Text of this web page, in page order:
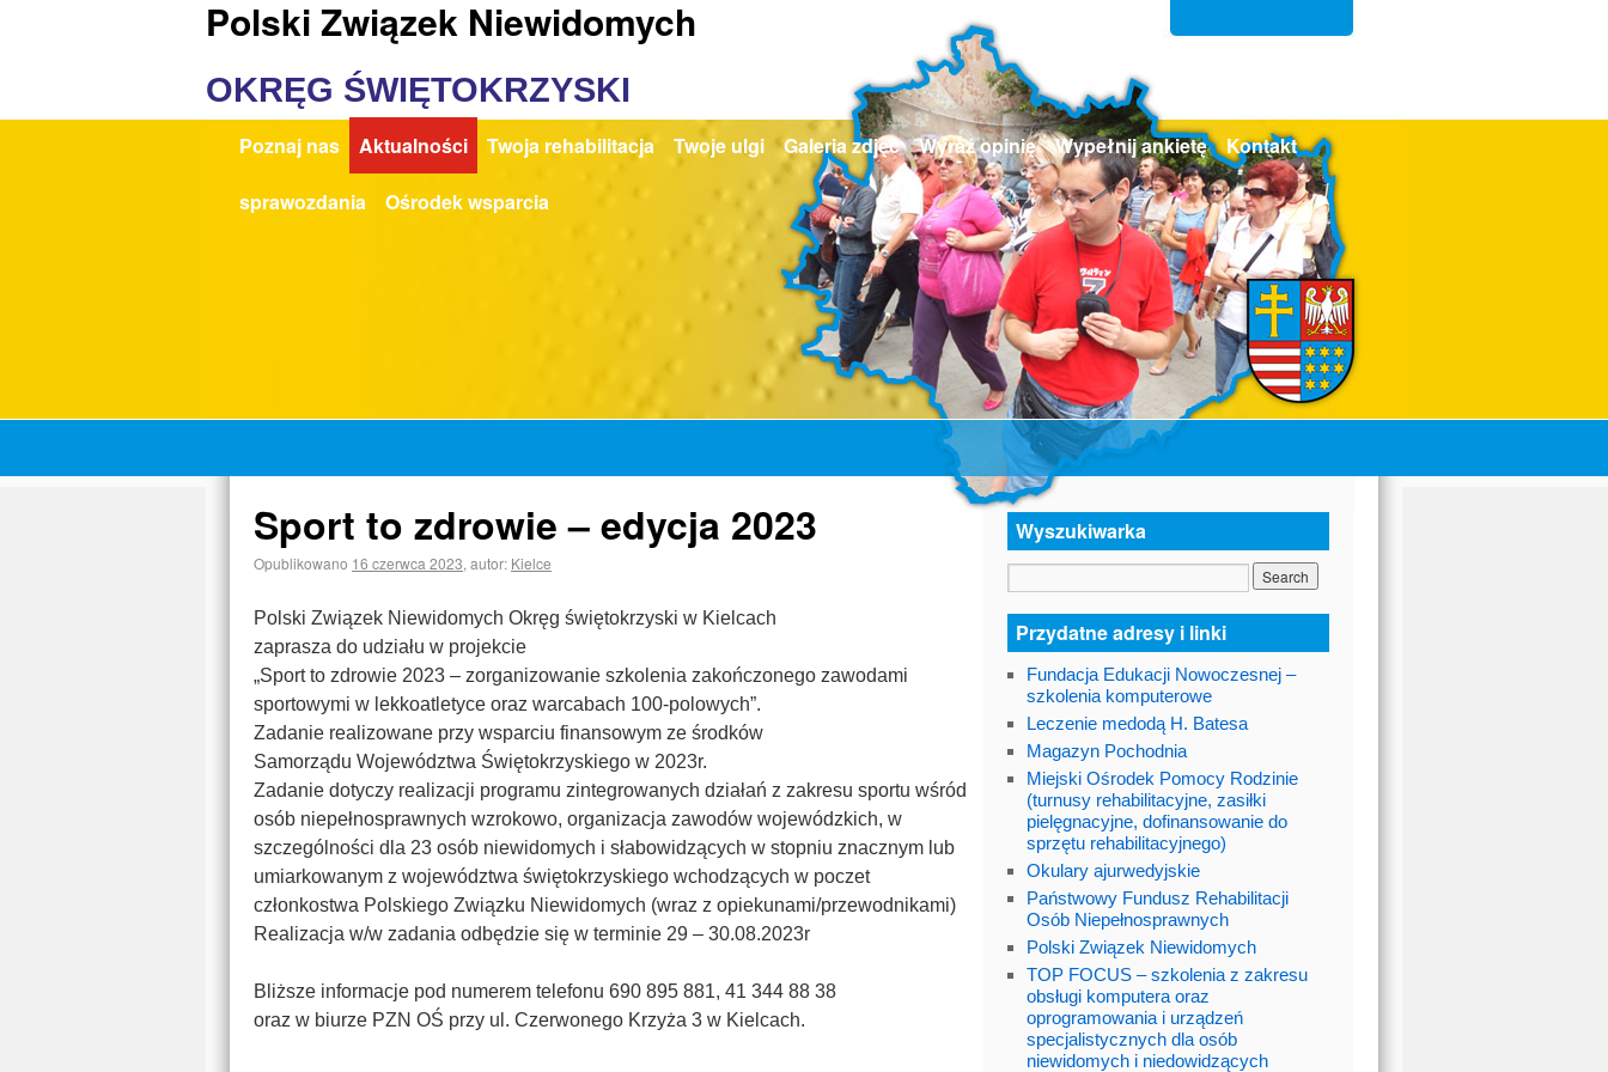
Polski Związek Niewidomych
OKRĘG ŚWIĘTOKRZYSKI
Poznaj nas Aktualności Twoja rehabilitacja Twoje ulgi Galeria zdjęć Wyraź opinię Wypełnij ankietę Kontakt
sprawozdania Ośrodek wsparcia
Sport to zdrowie – edycja 2023
Opublikowano 16 czerwca 2023, autor: Kielce
Polski Związek Niewidomych Okręg świętokrzyski w Kielcach
zaprasza do udziału w projekcie
„Sport to zdrowie 2023 – zorganizowanie szkolenia zakończonego zawodami
sportowymi w lekkoatletyce oraz warcabach 100-polowych”.
Zadanie realizowane przy wsparciu finansowym ze środków
Samorządu Województwa Świętokrzyskiego w 2023r.
Zadanie dotyczy realizacji programu zintegrowanych działań z zakresu sportu wśród
osób niepełnosprawnych wzrokowo, organizacja zawodów wojewódzkich, w
szczególności dla 23 osób niewidomych i słabowidzących w stopniu znacznym lub
umiarkowanym z województwa świętokrzyskiego wchodzących w poczet
członkostwa Polskiego Związku Niewidomych (wraz z opiekunami/przewodnikami)
Realizacja w/w zadania odbędzie się w terminie 29 – 30.08.2023r
Bliższe informacje pod numerem telefonu 690 895 881, 41 344 88 38
oraz w biurze PZN OŚ przy ul. Czerwonego Krzyża 3 w Kielcach.
Wyszukiwarka
Przydatne adresy i linki
Fundacja Edukacji Nowoczesnej –
szkolenia komputerowe
Leczenie medodą H. Batesa
Magazyn Pochodnia
Miejski Ośrodek Pomocy Rodzinie
(turnusy rehabilitacyjne, zasiłki
pielęgnacyjne, dofinansowanie do
sprzętu rehabilitacyjnego)
Okulary ajurwedyjskie
Państwowy Fundusz Rehabilitacji
Osób Niepełnosprawnych
Polski Związek Niewidomych
TOP FOCUS – szkolenia z zakresu
obsługi komputera oraz
oprogramowania i urządzeń
specjalistycznych dla osób
niewidomych i niedowidzących